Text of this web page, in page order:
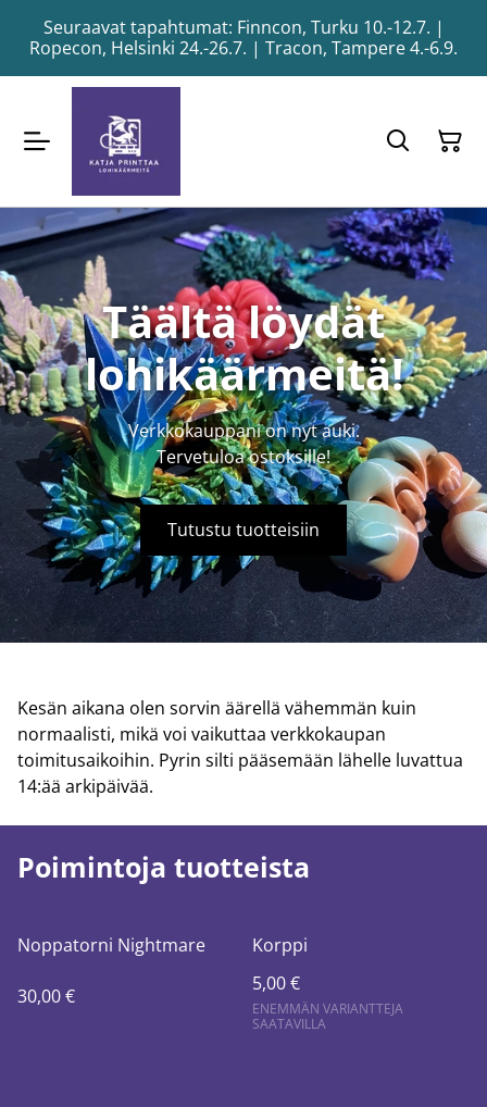
Seuraavat tapahtumat: Finncon, Turku 10.-12.7. |
Ropecon, Helsinki 24.-26.7. | Tracon, Tampere 4.-6.9.
Täältä löydät
lohikäärmeitä!
Verkkokauppani on nyt auki.
Tervetuloa ostoksille!
Tutustu tuotteisiin
Kesän aikana olen sorvin äärellä vähemmän kuin
normaalisti, mikä voi vaikuttaa verkkokaupan
toimitusaikoihin. Pyrin silti pääsemään lähelle luvattua
14:ää arkipäivää.
Poimintoja tuotteista
Noppatorni Nightmare
30,00 €
Korppi
5,00 €
ENEMMÄN VARIANTTEJA
SAATAVILLA